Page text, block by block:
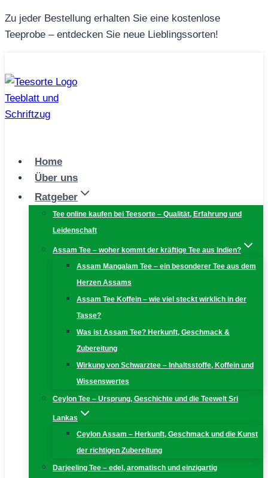
Zum
Inhalt
Zu jeder Bestellung erhalten Sie eine kostenlose
Teeprobe – entdecken Sie neue Lieblingssorten!
Home
Über uns
Ratgeber
Tee online kaufen bei Teesorte – Qualität, Erfahrung und
Leidenschaft
Assam Tee – woher kommt der kräftige Tee aus Indien?
Assam Mangalam Tee – ein besonderer Tee aus dem
Herzen Assams
Assam Tee Koffein – wie viel steckt wirklich in der
Tasse?
Was ist Assam Tee? Herkunft, Geschmack &
Zubereitung
Wirkung von Schwarztee – Inhaltsstoffe, Koffein und
Wissenswertes
Ceylon Tee – Ursprung, Geschichte und die Teewelt Sri
Lankas
Ceylon Assam – Herkunft, Geschmack und die Kunst
der richtigen Zubereitung
Darjeeling Tee – edel, aromatisch und einzigartig